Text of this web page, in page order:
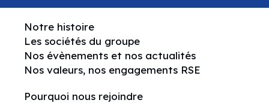
Notre histoire
Les sociétés du groupe
Nos évènements et nos actualités
Nos valeurs, nos engagements RSE
Pourquoi nous rejoindre